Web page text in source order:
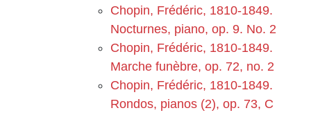
Chopin, Frédéric, 1810-1849.
Nocturnes, piano, op. 9. No. 2
Chopin, Frédéric, 1810-1849.
Marche funèbre, op. 72, no. 2
Chopin, Frédéric, 1810-1849.
Rondos, pianos (2), op. 73, C